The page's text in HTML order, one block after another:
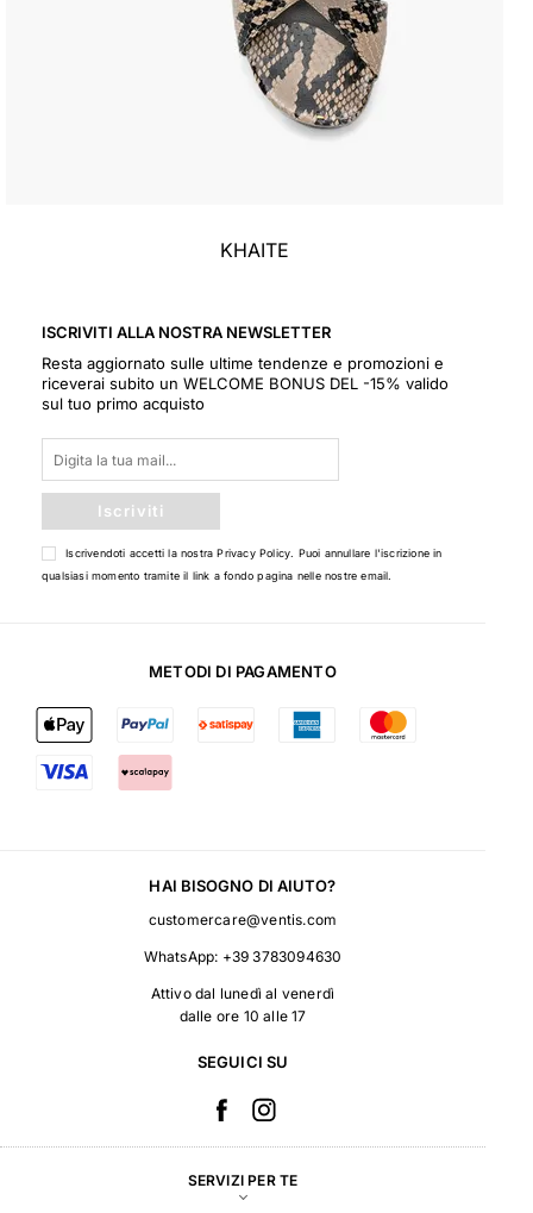
KHAITE
ISCRIVITI ALLA NOSTRA NEWSLETTER
Resta aggiornato sulle ultime tendenze e promozioni e
riceverai subito un WELCOME BONUS DEL -15% valido
sul tuo primo acquisto
Iscriviti
Iscrivendoti accetti la nostraPrivacy Policy. Puoi annullare l'iscrizione in
qualsiasi momento tramite il link a fondo pagina nelle nostre email.
METODI DI PAGAMENTO
HAI BISOGNO DI AIUTO?
customercare@ventis.com
WhatsApp: +39 3783094630
Attivo dal lunedì al venerdì
dalle ore 10 alle 17
SEGUICI SU
SERVIZI PER TE